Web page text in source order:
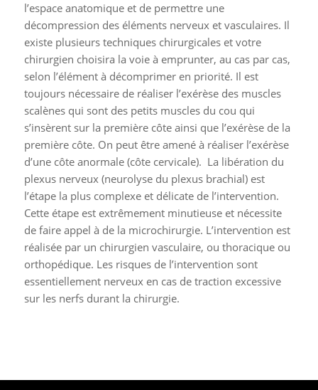
l’espace anatomique et de permettre une
décompression des éléments nerveux et vasculaires. Il
existe plusieurs techniques chirurgicales et votre
chirurgien choisira la voie à emprunter, au cas par cas,
selon l’élément à décomprimer en priorité. Il est
toujours nécessaire de réaliser l’exérèse des muscles
scalènes qui sont des petits muscles du cou qui
s’insèrent sur la première côte ainsi que l’exérèse de la
première côte. On peut être amené à réaliser l’exérèse
d’une côte anormale (côte cervicale). La libération du
plexus nerveux (neurolyse du plexus brachial) est
l’étape la plus complexe et délicate de l’intervention.
Cette étape est extrêmement minutieuse et nécessite
de faire appel à de la microchirurgie. L’intervention est
réalisée par un chirurgien vasculaire, ou thoracique ou
orthopédique. Les risques de l’intervention sont
essentiellement nerveux en cas de traction excessive
sur les nerfs durant la chirurgie.